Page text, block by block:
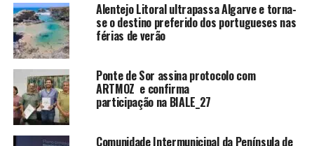
Alentejo Litoral ultrapassa Algarve e torna-
se o destino preferido dos portugueses nas
férias de verão
Ponte de Sor assina protocolo com
ARTMOZ e confirma
participação na BIALE_27
Comunidade Intermunicipal da Península de